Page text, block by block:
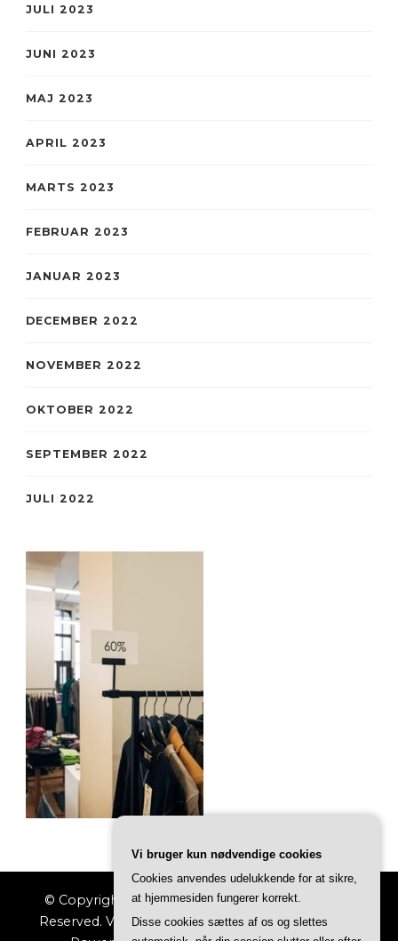
JULI 2023
JUNI 2023
MAJ 2023
APRIL 2023
MARTS 2023
FEBRUAR 2023
JANUAR 2023
DECEMBER 2022
NOVEMBER 2022
OKTOBER 2022
SEPTEMBER 2022
JULI 2022
© Copyright 2026Indkøbs Magasinet. All Rights
Reserved. Vilva | Developed ByBlossom Themes
Vi bruger kun nødvendige cookies
Cookies anvendes udelukkende for at sikre,
at hjemmesiden fungerer korrekt.
Disse cookies sættes af os og slettes